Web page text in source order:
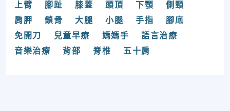
上臂
腳趾 膝蓋 頭頂 下顎
側頸
肩胛
鎖骨 大腿 小腿 手指
腳底
免開刀
兒童早療 媽媽手
語言治療
音樂治療
背部 脊椎 五十肩